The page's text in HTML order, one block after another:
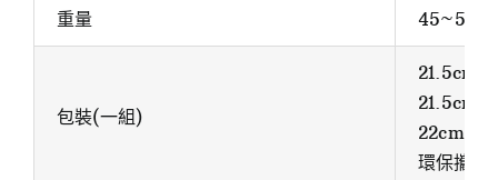
重量 45~55g
包裝(一組)
21.5cm
21.5cm
22cm粗
環保攜帶